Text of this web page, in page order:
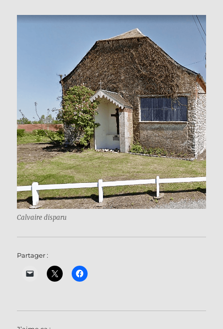
Calvaire disparu
Partager :